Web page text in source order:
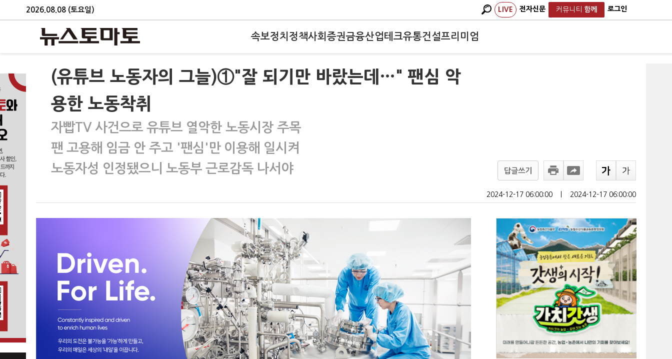
2026.08.08 (토요일) LIVE 전자신문 커뮤니티 함께 로그인
속보정치 정책사회 증권금융산업테크유통건설프리미엄
(유튜브 노동자의 그늘)①"잘 되기만 바랐는데…" 팬심 악
용한 노동착취
자빱TV 사건으로 유튜브 열악한 노동시장 주목
팬 고용해 임금 안 주고 '팬심'만 이용해 일시켜
노동자성 인정됐으니 노동부 근로감독 나서야
답글쓰기
2024-12-17 06:00:00 2024-12-17 06:00:00